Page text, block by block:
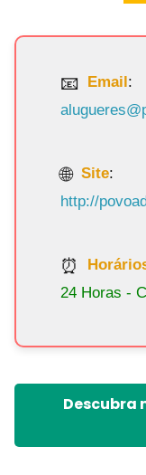
Email:
Site:
http://
24 Horas -
Descubra